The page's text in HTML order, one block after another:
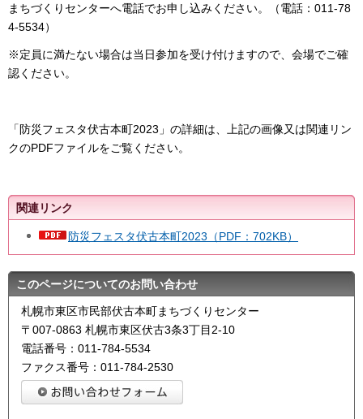
まちづくりセンターへ電話でお申し込みください。（電話：011-78
4-5534）
※定員に満たない場合は当日参加を受け付けますので、会場でご確
認ください。
「防災フェスタ伏古本町2023」の詳細は、上記の画像又は関連リン
クのPDFファイルをご覧ください。
関連リンク
防災フェスタ伏古本町2023（PDF：702KB）
このページについてのお問い合わせ
札幌市東区市民部伏古本町まちづくりセンター
〒007-0863 札幌市東区伏古3条3丁目2-10
電話番号：011-784-5534
ファクス番号：011-784-2530